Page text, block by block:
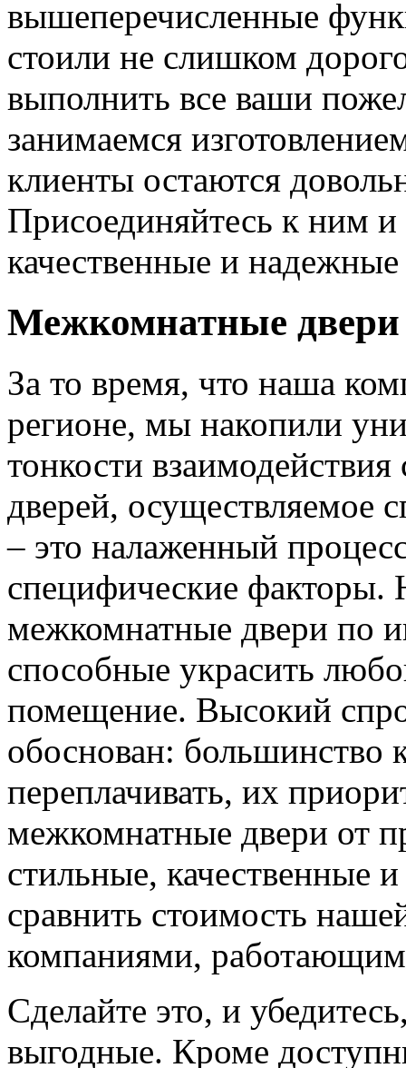
вышеперечисленные
стоили не слишком
выполнить все ваши
занимаемся
клиенты остаются
Присоединяйтесь к ним
качественные и
Межкомнатные двери
За то время, что наша
регионе, мы накопили
тонкости
дверей, осуществляемое
– это налаженный
специфические
межкомнатные двери по
способные украсить
помещение. Высокий
обоснован: большинство
переплачивать, их
межкомнатные двери от
стильные, качественные
сравнить стоимость
компаниями,
Сделайте это, и
выгодные. Кроме